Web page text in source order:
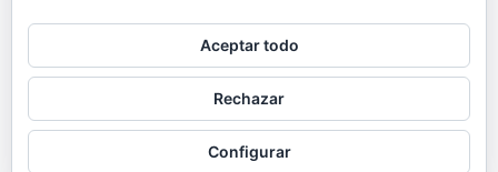
El problema Volar un ultraligero requiere
condiciones muy específicas: viento moderado,
visibilidad decente, sin tormentas. Pero consultar
METAR, AEMET, Windy…
Aceptar todo
Rechazar
Configurar